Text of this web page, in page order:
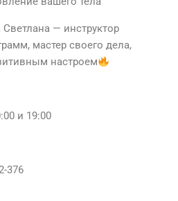
— инструктор
мастер своего дела,
настроем
и 19:00
376